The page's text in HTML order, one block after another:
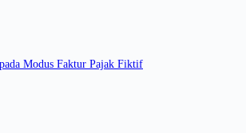
Modus Faktur Pajak Fiktif